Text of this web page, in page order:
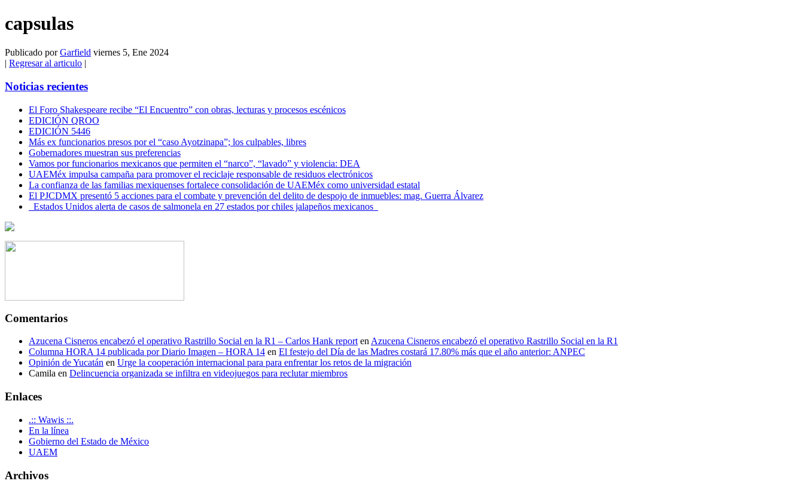
capsulas
Publicado porGarfield viernes 5, Ene 2024
Regresar al articulo
Noticias recientes
El Foro Shakespeare recibe “El Encuentro” con obras, lecturas y procesos escénicos
EDICIÓN QROO
EDICIÓN 5446
Más ex funcionarios presos por el “caso Ayotzinapa”; los culpables, libres
Gobernadores muestran sus preferencias
Vamos por funcionarios mexicanos que permiten el “narco”, “lavado” y violencia: DEA
UAEMéx impulsa campaña para promover el reciclaje responsable de residuos electrónicos
La confianza de las familias mexiquenses fortalece consolidación de UAEMéx como universidad estatal
El PJCDMX presentó 5 acciones para el combate y prevención del delito de despojo de inmuebles: mag. Guerra Álvarez
Estados Unidos alerta de casos de salmonela en 27 estados por chiles jalapeños mexicanos
Comentarios
Azucena Cisneros encabezó el operativo Rastrillo Social en la R1 – Carlos Hank report en Azucena Cisneros encabezó el operativo Rastrillo Social en la R1
Columna HORA 14 publicada por Diario Imagen – HORA 14 en El festejo del Día de las Madres costará 17.80% más que el año anterior: ANPEC
Opinión de Yucatán en Urge la cooperación internacional para para enfrentar los retos de la migración
Camila en Delincuencia organizada se infiltra en videojuegos para reclutar miembros
Enlaces
.:: Wawis ::.
En la línea
Gobierno del Estado de México
UAEM
Archivos